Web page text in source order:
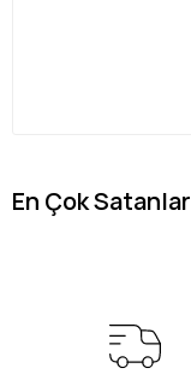
En Çok Satanlar